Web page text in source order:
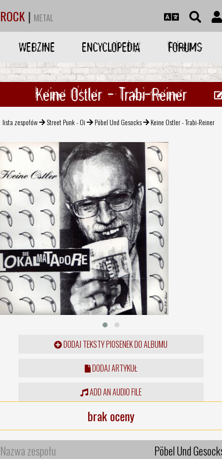
ROCK | METAL
WEBZINE ENCYCLOPEDIA FORUMS
Keine Ostler - Trabi-Reiner
lista zespołów Street Punk - Oi Pöbel Und Gesocks Keine Ostler - Trabi-Reiner
DODAJ TEKSTY PIOSENEK DO ALBUMU
DODAJ ARTYKUŁ
ADD AN AUDIO FILE
brak oceny
Nazwa zespołu
Pöbel Und